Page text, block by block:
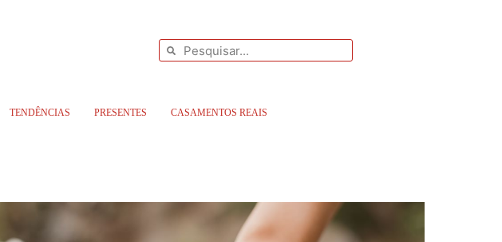
TENDÊNCIAS PRESENTES CASAMENTOS REAIS